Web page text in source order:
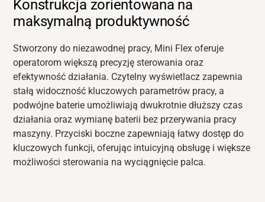
Konstrukcja zorientowana na
maksymalną produktywność
Stworzony do niezawodnej pracy, Mini Flex oferuje
operatorom większą precyzję sterowania oraz
efektywność działania. Czytelny wyświetlaczzapewnia
stałą widoczność kluczowych parametrów pracy, a
podwójne baterie umożliwiają dwukrotnie dłuższy czas
działaniaoraz wymianę baterii bez przerywania pracy
maszyny. Przyciski boczne zapewniają łatwy dostęp do
kluczowych funkcji, oferując intuicyjną obsługę i większe
możliwości sterowania na wyciągnięcie palca.